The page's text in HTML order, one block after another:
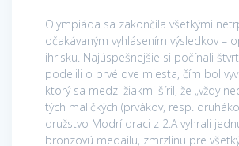
Olympiáda sa zakončila všetkými
očakávaným vyhlásením výsledkov –
ihrisku. Najúspešnejšie si počínali
podelili o prvé dve miesta, čím bol
ktorý sa medzi žiakmi šíril, že „vždy
tých maličkých (prvákov, resp.
družstvo Modrí draci z 2.A vyhrali
bronzovú medailu, zmrzlinu pre